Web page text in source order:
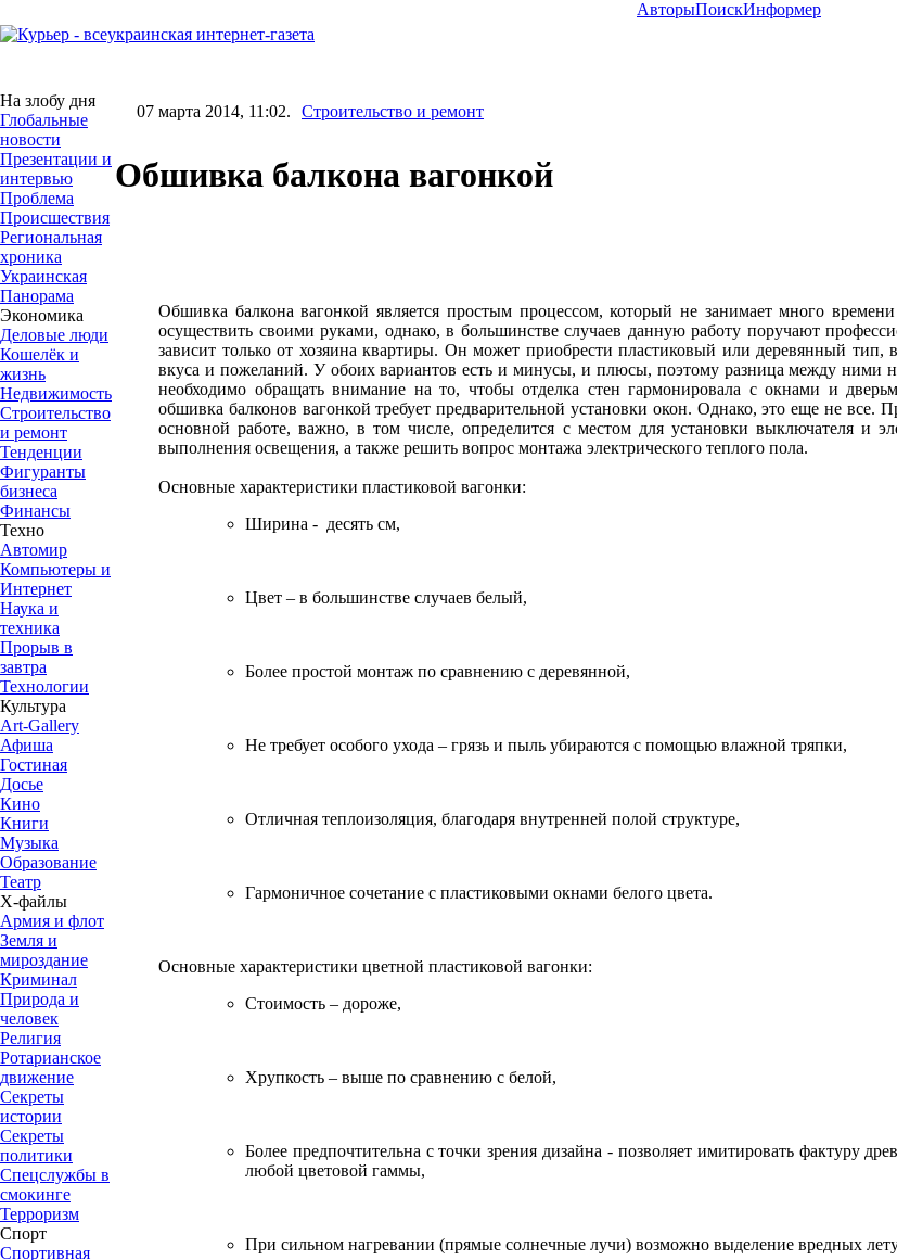
АвторыПоискИнформер
На злобу дня
Глобальные
новости
Презентации и
интервью
Проблема
Происшествия
Региональная
хроника
Украинская
Панорама
Экономика
Деловые люди
Кошелёк и
жизнь
Недвижимость
Строительство
и ремонт
Тенденции
Фигуранты
бизнеса
Финансы
Техно
Автомир
Компьютеры и
Интернет
Наука и
техника
Прорыв в
завтра
Технологии
Культура
Art-Gallery
Афиша
Гостиная
Досье
Кино
Книги
Музыка
Образование
Театр
Х-файлы
Армия и флот
Земля и
мироздание
Криминал
Природа и
человек
Религия
Ротарианское
движение
Секреты
истории
Секреты
политики
Спецслужбы в
смокинге
Терроризм
Спорт
Спортивная
07 марта 2014, 11:02. Строительство и ремонт
Обшивка балкона вагонкой
Обшивка балкона вагонкой является простым процессом, который не занимает много
осуществить своими руками, однако, в большинстве случаев данную работу поручают
зависит только от хозяина квартиры. Он может приобрести пластиковый или деревянный тип,
вкуса и пожеланий. У обоих вариантов есть и минусы, и плюсы, поэтому разница между ними
необходимо обращать внимание на то, чтобы отделка стен гармонировала с окнами и
обшивка балконов вагонкой требует предварительной установки окон. Однако, это еще не все.
основной работе, важно, в том числе, определится с местом для установки выключателя и
выполнения освещения, а также решить вопрос монтажа электрического теплого пола.
Основные характеристики пластиковой вагонки:
Ширина - десять см,
Цвет – в большинстве случаев белый,
Более простой монтаж по сравнению с деревянной,
Не требует особого ухода – грязь и пыль убираются с помощью влажной тряпки,
Отличная теплоизоляция, благодаря внутренней полой структуре,
Гармоничное сочетание с пластиковыми окнами белого цвета.
Основные характеристики цветной пластиковой вагонки:
Стоимость – дороже,
Хрупкость – выше по сравнению с белой,
Более предпочтительна с точки зрения дизайна - позволяет имитировать фактуру
любой цветовой гаммы,
При сильном нагревании (прямые солнечные лучи) возможно выделение вредных